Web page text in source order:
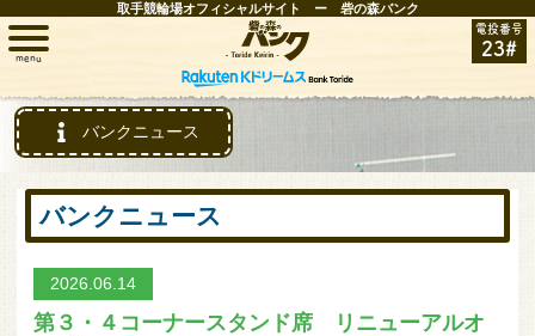
取手競輪場オフィシャルサイト ー 砦の森バンク
menu
電投番号
23#
トップ
レース情報
開催日程
バンクニュース
バンクニュース
2026.06.14
第３・４コーナースタンド席 リニューアルオ